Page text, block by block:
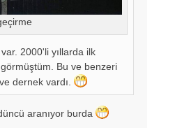
2000'li yıllarda ilk
görmüştüm. Bu ve benzeri
dernek vardı.
aranıyor burda